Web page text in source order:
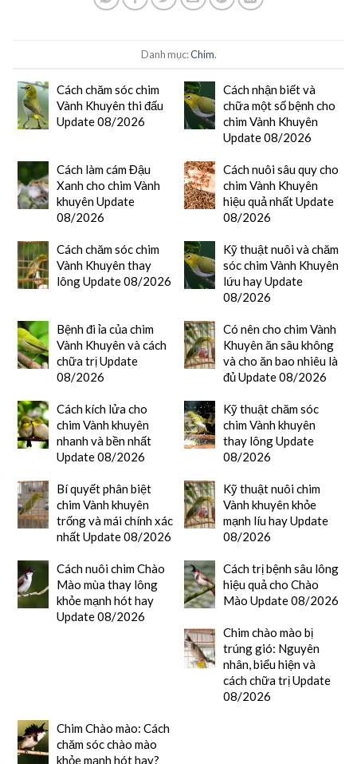
Danh mục:Chim.
Cách chăm sóc chim
Vành Khuyên thi đấu
Update 08/2026
Cách nhận biết và
chữa một số bệnh cho
chim Vành Khuyên
Update 08/2026
Cách làm cám Đậu
Xanh cho chim Vành
khuyên Update
08/2026
Cách nuôi sâu quy cho
chim Vành Khuyên
hiệu quả nhất Update
08/2026
Cách chăm sóc chim
Vành Khuyên thay
lông Update 08/2026
Kỹ thuật nuôi và chăm
sóc chim Vành Khuyên
lứu hay Update
08/2026
Bệnh đi ỉa của chim
Vành Khuyên và cách
chữa trị Update
08/2026
Có nên cho chim Vành
Khuyên ăn sâu không
và cho ăn bao nhiêu là
đủ Update 08/2026
Cách kích lửa cho
chim Vành khuyên
nhanh và bền nhất
Update 08/2026
Kỹ thuật chăm sóc
chim Vành khuyên
thay lông Update
08/2026
Bí quyết phân biệt
chim Vành khuyên
trống và mái chính xác
nhất Update 08/2026
Kỹ thuật nuôi chim
Vành khuyên khỏe
mạnh líu hay Update
08/2026
Cách nuôi chim Chào
Mào mùa thay lông
khỏe mạnh hót hay
Update 08/2026
Cách trị bệnh sâu lông
hiệu quả cho Chào
Mào Update 08/2026
Chim chào mào bị
trúng gió: Nguyên
nhân, biểu hiện và
cách chữa trị Update
08/2026
Chim Chào mào: Cách
chăm sóc chào mào
khỏe mạnh hót hay?